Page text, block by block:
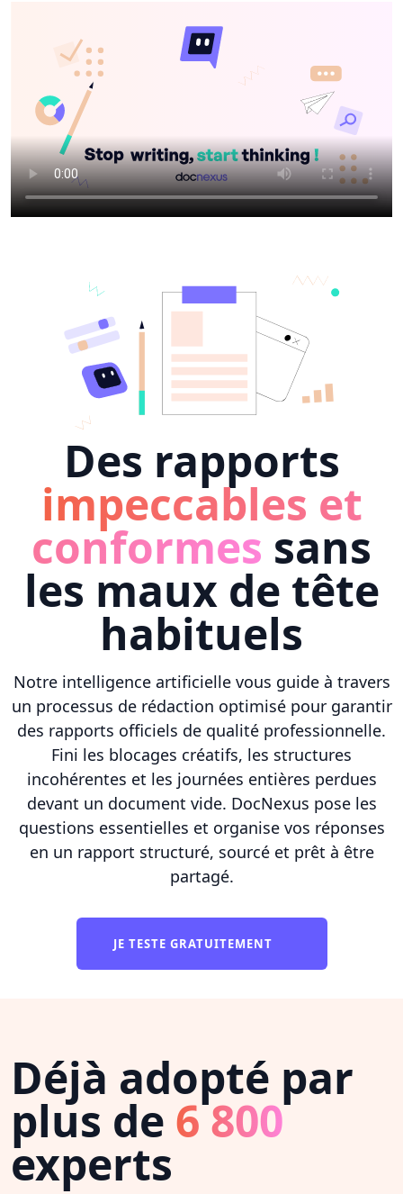
Des rapports
impeccables et
conformes sans
les maux de tête
habituels
Notre intelligence artificielle vous guide à travers
un processus de rédaction optimisé pour garantir
des rapports officiels de qualité professionnelle.
Fini les blocages créatifs, les structures
incohérentes et les journées entières perdues
devant un document vide. DocNexus pose les
questions essentielles et organise vos réponses
en un rapport structuré, sourcé et prêt à être
partagé.
JE TESTE GRATUITEMENT
Déjà adopté par
plus de 6 800
experts